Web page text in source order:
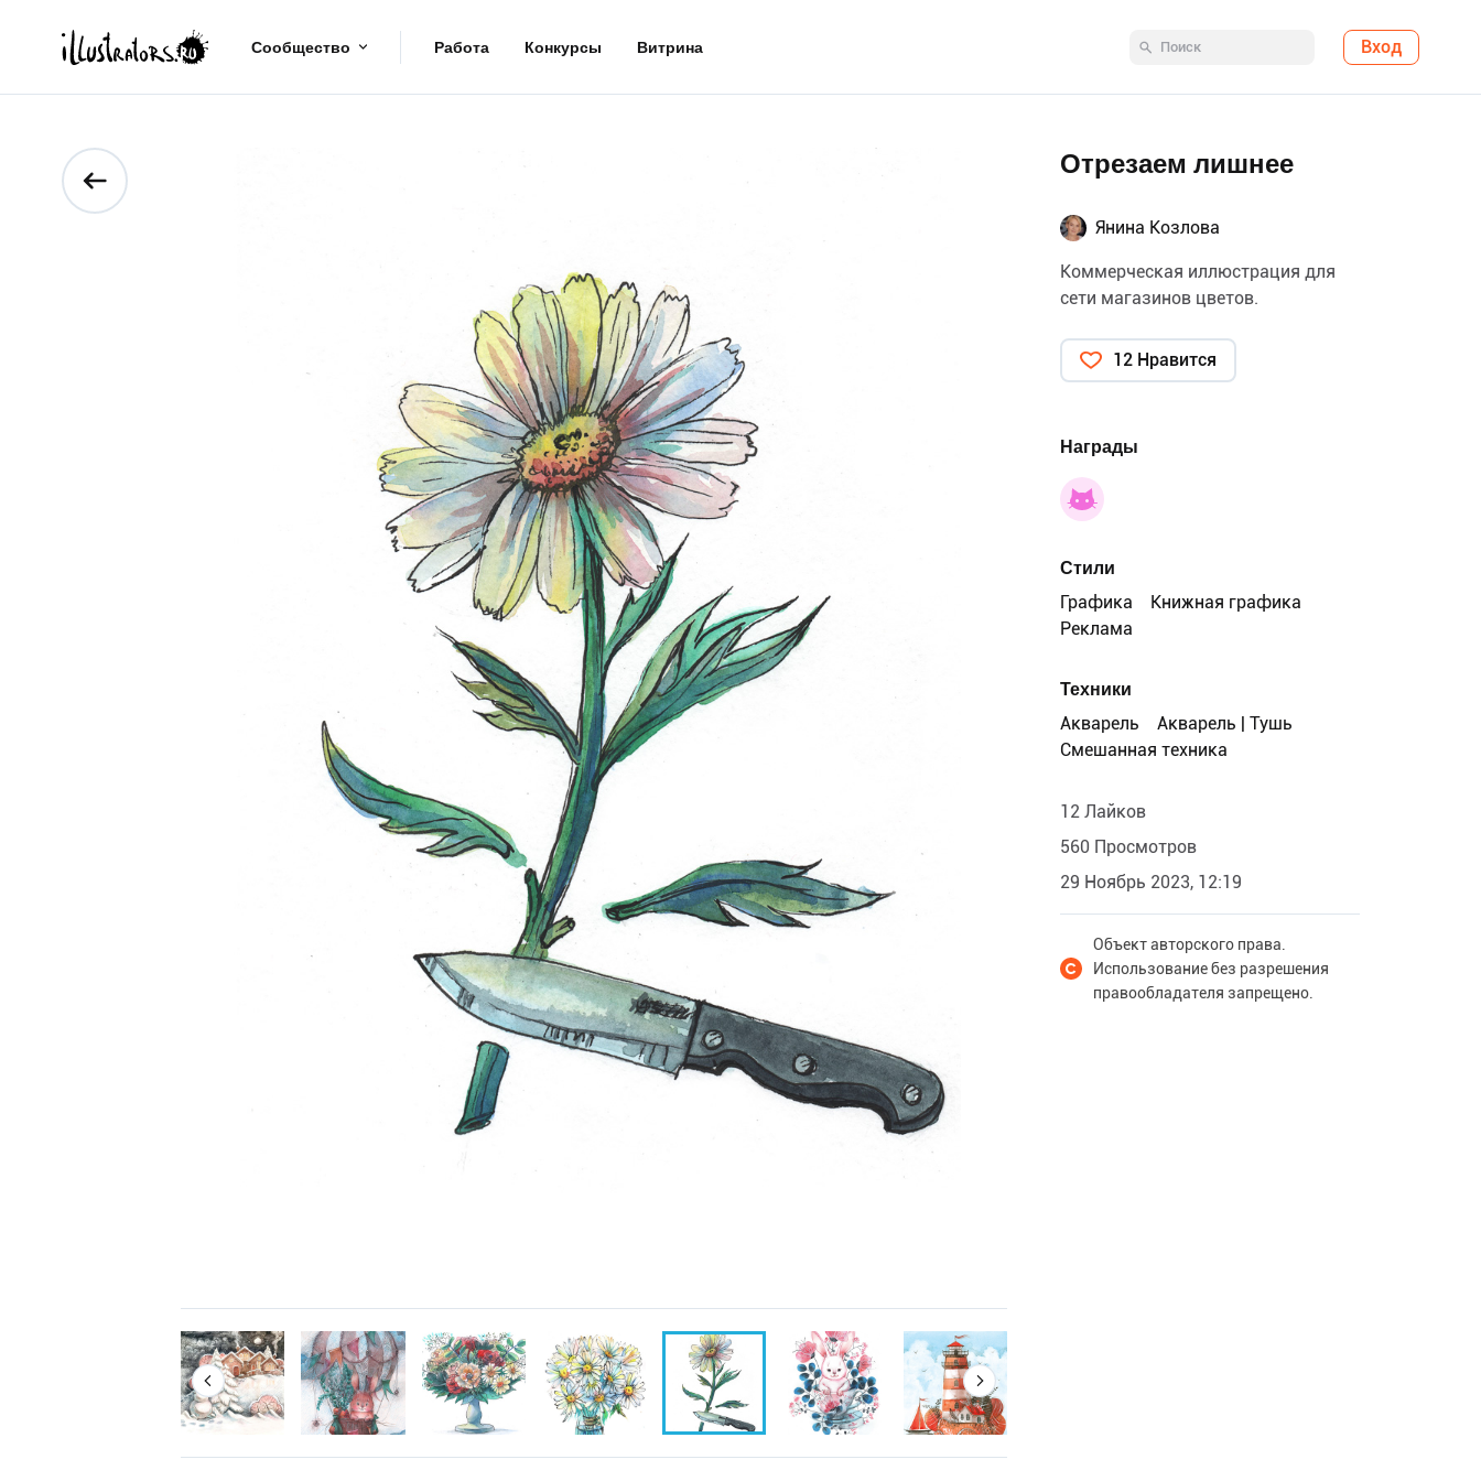
Сообщество Работа Конкурсы Витрина Вход
Отрезаем лишнее
Янина Козлова
Коммерческая иллюстрация для
сети магазинов цветов.
12 Нравится
Награды
Стили
Графика
Книжная графика
Реклама
Техники
Акварель
Акварель | Тушь
Смешанная техника
12 Лайков
560 Просмотров
29 Ноябрь 2023, 12:19
Объект авторского права.
Использование без разрешения
правообладателя запрещено.